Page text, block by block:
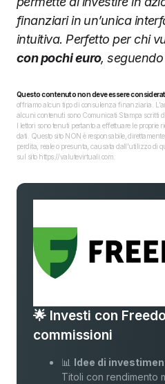
finanziari in un’unica
intuitiva. Perfetto per chi
con pochi euro,
Questo contenuto non deve essere
offriamo alcun tipo di consulenza finanziaria.
alcuni contenuti sono Comunicati Stampa scritti
I lettori sono tenuti pertanto a effettuare le proprie
dati. Questo sito NON è responsabile,
perdita, reale o presunta, causata dall'utilizzo di
sul sito https://valutevirtuali.com.
🌟 Investi con
commissioni
📊 Idee di
Titoli con rendimento